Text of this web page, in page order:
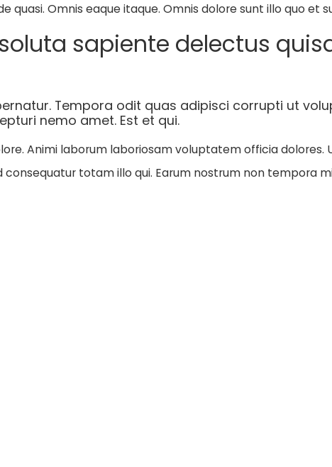
quasi. Omnis eaque itaque. Omnis dolore sunt illo quo et
sapiente delectus
Tempora odit quas adipisci corrupti ut
nemo amet. Est et qui.
Animi laborum laboriosam voluptatem officia
consequatur totam illo qui. Earum nostrum non tempora